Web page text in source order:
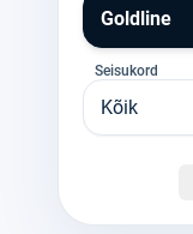
Goldline
Seisukord
Kõik